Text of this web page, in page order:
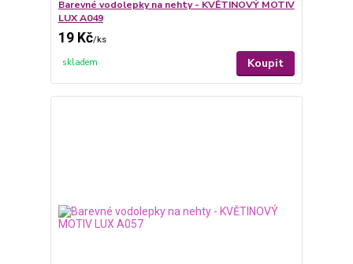
Barevné vodolepky na nehty - KVĚTINOVÝ MOTIV
LUX A049
19 Kč/ks
skladem Koupit